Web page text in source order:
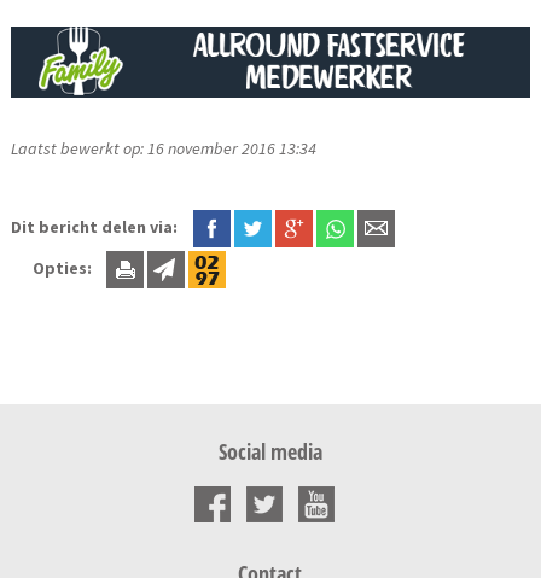
Laatst bewerkt op: 16 november 2016 13:34
Dit bericht delen via:
Opties:
Social media